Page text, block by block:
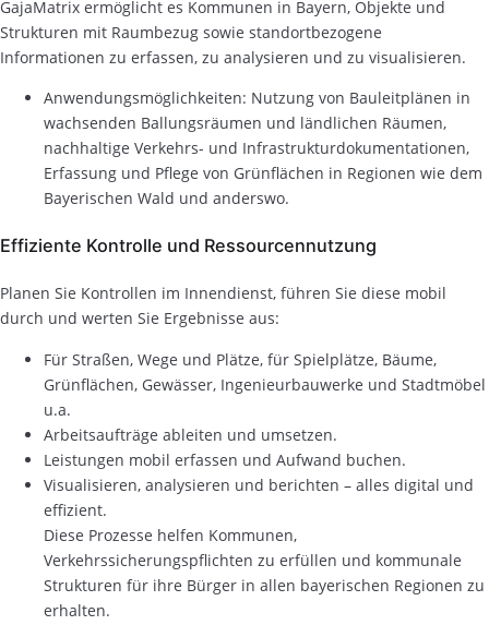
GajaMatrix ermöglicht es Kommunen in Bayern, Objekte und
Strukturen mit Raumbezug sowie standortbezogene
Informationen zu erfassen, zu analysieren und zu visualisieren.
Anwendungsmöglichkeiten: Nutzung von Bauleitplänen in
wachsenden Ballungsräumen und ländlichen Räumen,
nachhaltige Verkehrs- und Infrastrukturdokumentationen,
Erfassung und Pflege von Grünflächen in Regionen wie dem
Bayerischen Wald und anderswo.
Effiziente Kontrolle und Ressourcennutzung
Planen Sie Kontrollen im Innendienst, führen Sie diese mobil
durch und werten Sie Ergebnisse aus:
Für Straßen, Wege und Plätze, für Spielplätze, Bäume,
Grünflächen, Gewässer, Ingenieurbauwerke und Stadtmöbel
u.a.
Arbeitsaufträge ableiten und umsetzen.
Leistungen mobil erfassen und Aufwand buchen.
Visualisieren, analysieren und berichten – alles digital und
effizient.
Diese Prozesse helfen Kommunen,
Verkehrssicherungspflichten zu erfüllen und kommunale
Strukturen für ihre Bürger in allen bayerischen Regionen zu
erhalten.